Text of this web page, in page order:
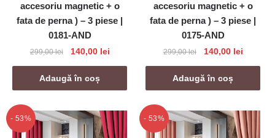
accesoriu magnetic + o
fata de perna ) – 3 piese |
0181-AND
299,00lei
Prețul
inițial
a
fost:
140,00 leiPrețul
curent
140,00 lei.
Adaugă în coș
accesoriu magnetic + o
fata de perna ) – 3 piese |
0175-AND
299,00lei
Prețul
inițial
a
fost:
140,00 leiPrețul
curent
140,00
Adaugă în coș
- 53% - 53%